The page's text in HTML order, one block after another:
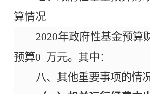
算情况
2020年政府性基金预算
预算0 万元。其中：
八、其他重要事项的情